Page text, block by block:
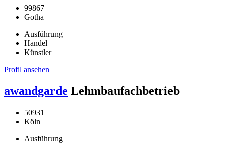
99867
Gotha
Ausführung
Handel
Künstler
Profil ansehen
awandgarde Lehmbaufachbetrieb
50931
Köln
Ausführung